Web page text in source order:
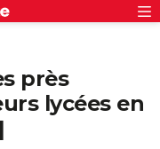
près
lycées en